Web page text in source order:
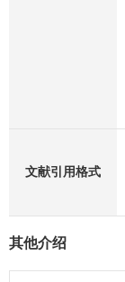
文献引用格式
其他介绍